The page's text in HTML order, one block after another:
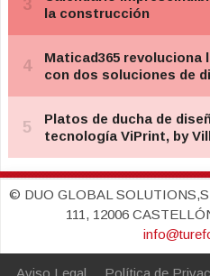
© DUO GLOBAL
111, 12006